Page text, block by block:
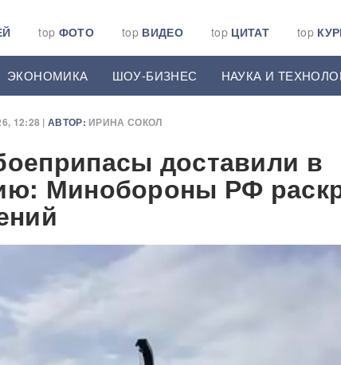
top ФОТО top ВИДЕО top ЦИТАТ top
ЭКОНОМИКА ШОУ-БИЗНЕС НАУКА И
12:28 | АВТОР: ИРИНА СОКОЛ
доставили в
Минобороны РФ